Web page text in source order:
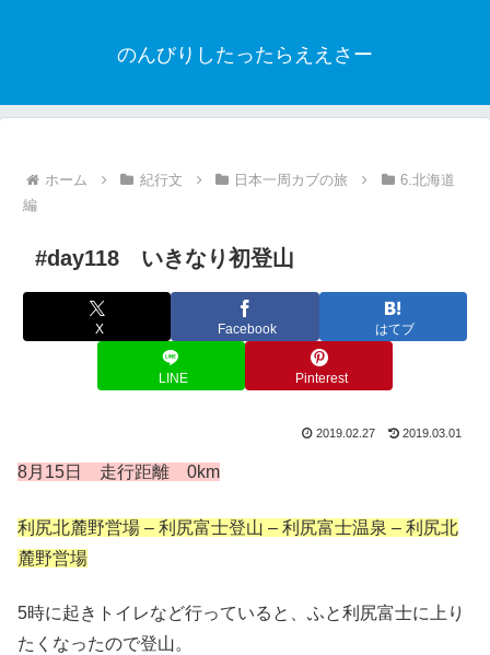
のんびりしたったらええさー
ホーム 紀行文 日本一周カブの旅
6.北海道
編
#day118 いきなり初登山
X Facebook はてブ
LINE Pinterest
2019.02.27 2019.03.01
8月15日 走行距離 0km
利尻北麓野営場 – 利尻富士登山 – 利尻富士温泉 – 利尻北
麓野営場
5時に起きトイレなど行っていると、ふと利尻富士に上り
たくなったので登山。